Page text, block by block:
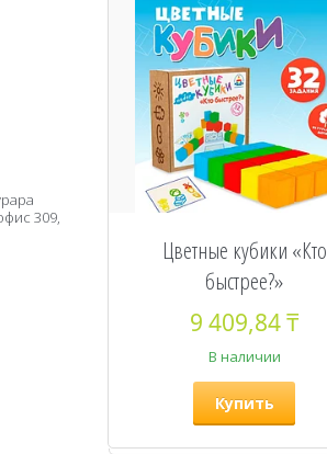
Цветные кубики «Кто
быстрее?»
9 409,84 ₸
В наличии
Купить
309,